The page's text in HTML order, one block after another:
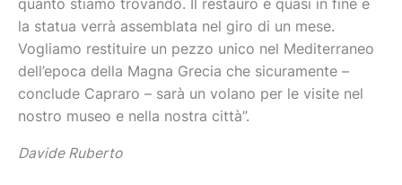
quanto stiamo trovando. Il restauro è quasi in fine e
la statua verrà assemblata nel giro di un mese.
Vogliamo restituire un pezzo unico nel Mediterraneo
dell’epoca della Magna Grecia che sicuramente –
conclude Capraro – sarà un volano per le visite nel
nostro museo e nella nostra città”.
Davide Ruberto